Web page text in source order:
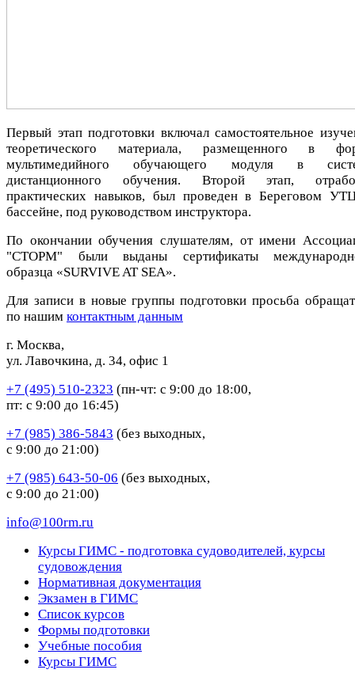
Первый этап подготовки включал самостоятельное
теоретического материала, размещенного в
мультимедийного обучающего модуля в
дистанционного обучения. Второй этап,
практических навыков, был проведен в Береговом
бассейне, под руководством инструктора.
По окончании обучения слушателям, от имени
"СТОРМ" были выданы сертификаты
образца «SURVIVE AT SEA».
Для записи в новые группы подготовки просьба
по нашим контактным данным
г. Москва,
ул. Лавочкина, д. 34, офис 1
+7 (495) 510-2323 (пн-чт: с 9:00 до 18:00,
пт: с 9:00 до 16:45)
+7 (985) 386-5843 (без выходных,
с 9:00 до 21:00)
+7 (985) 643-50-06 (без выходных,
с 9:00 до 21:00)
info@100rm.ru
Курсы ГИМС - подготовка судоводителей, курсы
судовождения
Нормативная документация
Экзамен в ГИМС
Список курсов
Формы подготовки
Учебные пособия
Курсы ГИМС